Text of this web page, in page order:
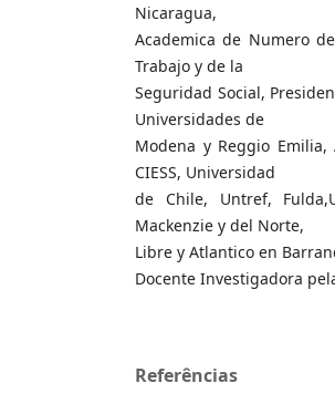
Nicaragua,
Academica de Numero
Trabajo y de la
Seguridad Social,
Universidades de
Modena y Reggio Emilia,
CIESS, Universidad
de Chile, Untref,
Mackenzie y del Norte,
Libre y Atlantico en
Docente Investigadora
Referências